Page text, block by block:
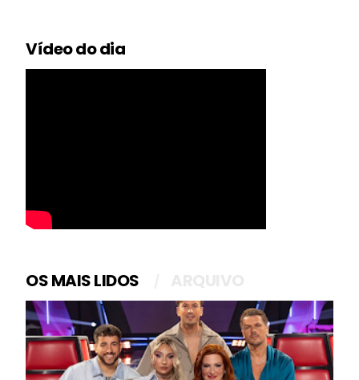
Vídeo do dia
OS MAIS LIDOS